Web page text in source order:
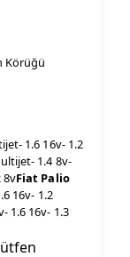
Körüğü
1.6 16v- 1.2
1.4 8v-
8vFiat Palio
16v- 1.2
1.6 16v- 1.3